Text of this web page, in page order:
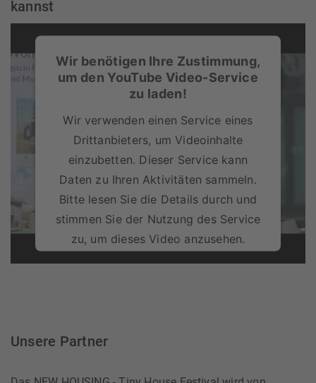
kannst
Wir benötigen Ihre Zustimmung,
um den YouTube Video-Service
zu laden!
Wir verwenden einen Service eines
Drittanbieters, um Videoinhalte
einzubetten. Dieser Service kann
Daten zu Ihren Aktivitäten sammeln.
Bitte lesen Sie die Details durch und
stimmen Sie der Nutzung des Service
zu, um dieses Video anzusehen.
Unsere Partner